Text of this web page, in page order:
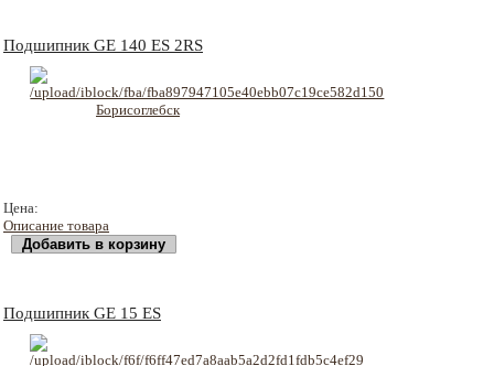
Подшипник GE 140 ES 2RS
Цена:
Описание товара
Подшипник GE 15 ES